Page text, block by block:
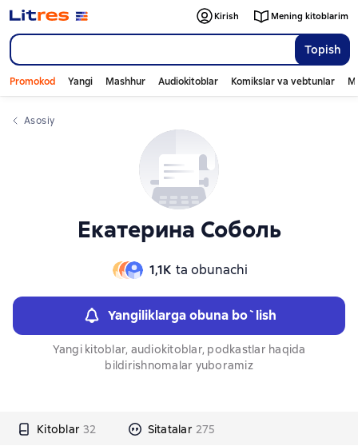
Topish
Kirish Mening kitoblarim
Promokod Yangi Mashhur Audiokitoblar Komikslar va vebtunlar
Asosiy
Екатерина Соболь
1,1К ta obunachi
Yangiliklarga obuna bo`lish
Yangi kitoblar, audiokitoblar, podkastlar haqida
bildirishnomalar yuboramiz
Kitoblar 32 Sitatalar 275
Слайдер с книгами
Слайдер с книгами